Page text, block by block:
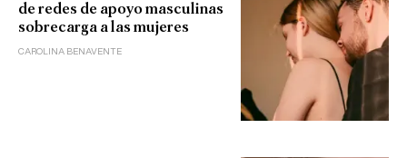
de redes de apoyo masculinas
sobrecarga a las mujeres
CAROLINA BENAVENTE